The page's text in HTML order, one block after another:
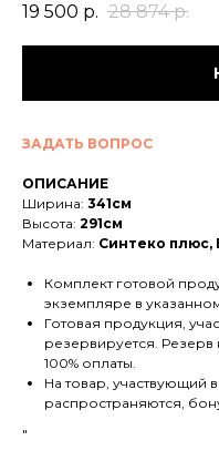
19 500 р. 28 874 р.
ЗАДАТЬ ВОПРОС
ОПИСАНИЕ
Ширина: 341см
Высота: 291см
Материал: Синтеко
Комплект готовой
экземпляре в
Готовая продукция,
резервируется. Резерв
100% оплаты.
На товар, участвующий
распространяются,
"